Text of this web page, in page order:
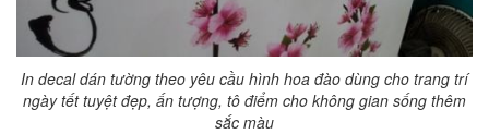
In decal dán tường theo yêu cầu hình hoa đào dùng cho trang trí
ngày tết tuyệt đẹp, ấn tượng, tô điểm cho không gian sống thêm
sắc màu